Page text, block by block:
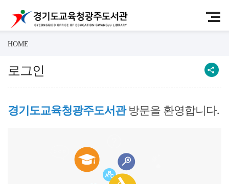
HOME
로그인
경기도교육청광주도서관 방문을 환영합니다.